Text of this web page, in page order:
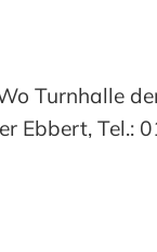
Turnhalle
Ebbert, Tel.: